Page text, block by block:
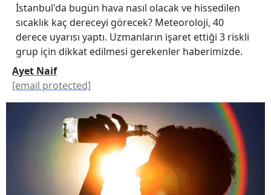
İstanbul'da bugün hava nasıl olacak ve hissedilen
sıcaklık kaç dereceyi görecek? Meteoroloji, 40
derece uyarısı yaptı. Uzmanların işaret ettiği 3 riskli
grup için dikkat edilmesi gerekenler haberimizde.
Ayet Naif
[email protected]